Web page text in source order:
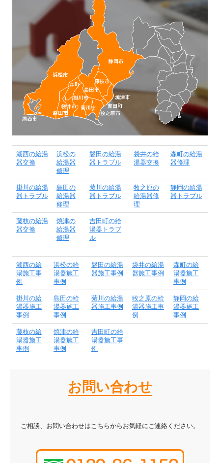
湖西の給湯
器交換
浜松の
給湯器
修理
磐田の給湯
器トラブル
袋井の給
湯器交換
森町の給湯
器修理
掛川の給湯
器トラブル
島田の
給湯器
修理
菊川の給湯
器トラブル
牧之原の
給湯器修
理
静岡の給湯
器トラブル
藤枝の給湯
器交換
焼津の
給湯器
修理
吉田町の給
湯器トラブ
ル
湖西の給
湯施工事
例
浜松の給
湯器施工
事例
磐田の給湯
器施工事例
袋井の給湯
器施工事例
森町の給
湯器施工
事例
掛川の給
湯器施工
事例
島田の給
湯器施工
事例
菊川の給湯
器施工事例
牧之原の給
湯器施工事
例
静岡の給
湯器施工
事例
藤枝の給
湯器施工
事例
焼津の給
湯器施工
事例
吉田町の給
湯器施工事
例
お問い合わせ
ご相談、お問い合わせはこちらからお気軽にご連絡ください。